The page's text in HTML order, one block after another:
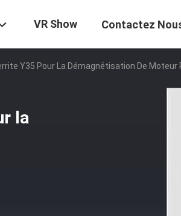
VR Show Contactez
Y35 Pour La Démagnétisation De
la